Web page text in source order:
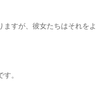
すが、彼女たちはそれをよ
。